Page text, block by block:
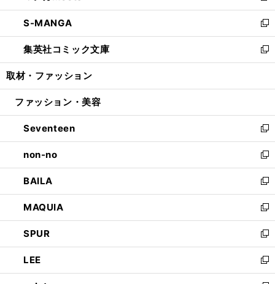
開
く
ウ
で
開
く
ン
ド
ウ
で
開
ウ
ィ
ン
ド
ウ
開
し
い
ウ
ィ
ン
ウ
開
く
S-MANGA
新
し
い
ウ
ン
ウ
で
開
く
集英社コミック文庫
新
し
ウ
ン
ド
ウ
で
開
く
取材・ファッション
ファッション・美容
Seventeen
新
し
い
ウ
ィ
ン
ド
ウ
で
開
く
non-no
新
し
い
ウ
ィ
ン
ド
ウ
で
開
BAILA
新
し
い
ウ
ィ
ン
ド
ウ
MAQUIA
新
し
い
ウ
ィ
ン
SPUR
新
し
い
ウ
LEE
新
し